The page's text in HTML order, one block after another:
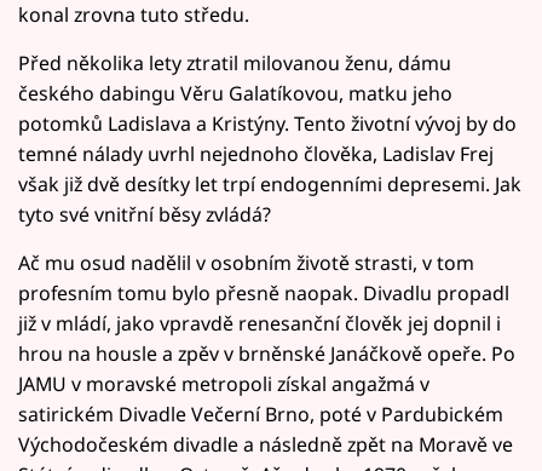
konal zrovna tuto středu.
Před několika lety ztratil milovanou ženu, dámu
českého dabingu Věru Galatíkovou, matku jeho
potomků Ladislava a Kristýny. Tento životní vývoj by do
temné nálady uvrhl nejednoho člověka, Ladislav Frej
však již dvě desítky let trpí endogenními depresemi. Jak
tyto své vnitřní běsy zvládá?
Ač mu osud nadělil v osobním životě strasti, v tom
profesním tomu bylo přesně naopak. Divadlu propadl
již v mládí, jako vpravdě renesanční člověk jej dopnil i
hrou na housle a zpěv v brněnské Janáčkově opeře. Po
JAMU v moravské metropoli získal angažmá v
satirickém Divadle Večerní Brno, poté v Pardubickém
Východočeském divadle a následně zpět na Moravě ve